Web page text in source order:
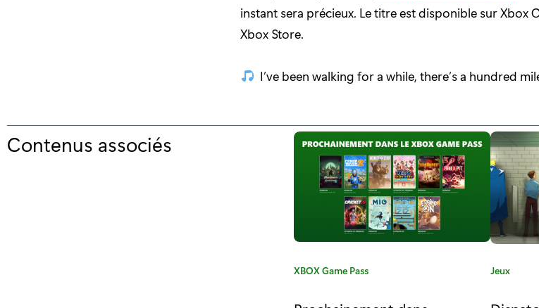
instant sera précieux. Le titre est disponible sur Xbox
Xbox Store.
I’ve been walking for a while, there’s a hundred
Contenus associés
C
t
XBOX Game Pass
C
t
Jeux